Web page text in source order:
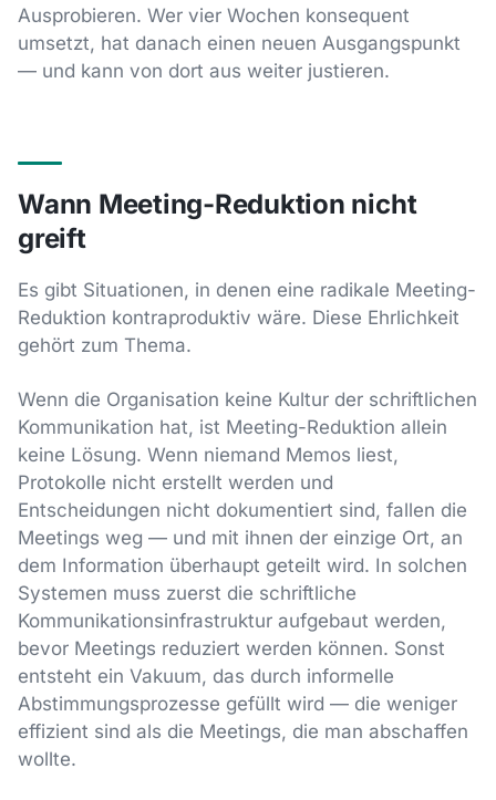
Ausprobieren. Wer vier Wochen konsequent
umsetzt, hat danach einen neuen Ausgangspunkt
— und kann von dort aus weiter justieren.
Wann Meeting-Reduktion nicht
greift
Es gibt Situationen, in denen eine radikale Meeting-
Reduktion kontraproduktiv wäre. Diese Ehrlichkeit
gehört zum Thema.
Wenn die Organisation keine Kultur der schriftlichen
Kommunikation hat, ist Meeting-Reduktion allein
keine Lösung. Wenn niemand Memos liest,
Protokolle nicht erstellt werden und
Entscheidungen nicht dokumentiert sind, fallen die
Meetings weg — und mit ihnen der einzige Ort, an
dem Information überhaupt geteilt wird. In solchen
Systemen muss zuerst die schriftliche
Kommunikationsinfrastruktur aufgebaut werden,
bevor Meetings reduziert werden können. Sonst
entsteht ein Vakuum, das durch informelle
Abstimmungsprozesse gefüllt wird — die weniger
effizient sind als die Meetings, die man abschaffen
wollte.